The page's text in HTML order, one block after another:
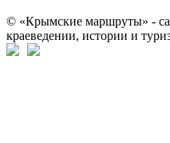
© «Крымские маршруты» -
краеведении, истории и